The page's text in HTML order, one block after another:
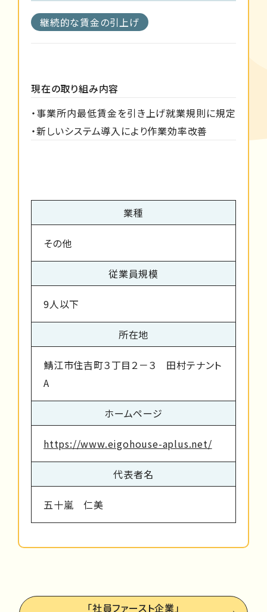
継続的な賃金の引上げ
現在の取り組み内容
・事業所内最低賃金を引き上げ就業規則に規定
・新しいシステム導入により作業効率改善
業種
その他
従業員規模
9人以下
所在地
鯖江市住吉町３丁目２－３ 田村テナント
A
ホームページ
https://www.eigohouse-aplus.net/
代表者名
五十嵐 仁美
「社員ファースト企業」